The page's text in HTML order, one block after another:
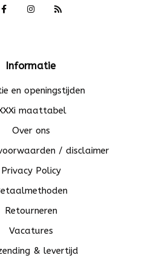
Informatie
en openingstijden
maattabel
Over ons
/ disclaimer
Privacy Policy
Retourneren
Vacatures
& levertijd